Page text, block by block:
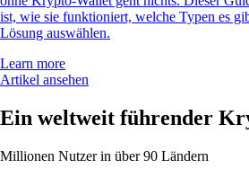
ist, wie sie funktioniert, welche Typen es
Lösung auswählen.
Learn more
Artikel ansehen
Ein weltweit führender
Millionen Nutzer in über 90 Ländern